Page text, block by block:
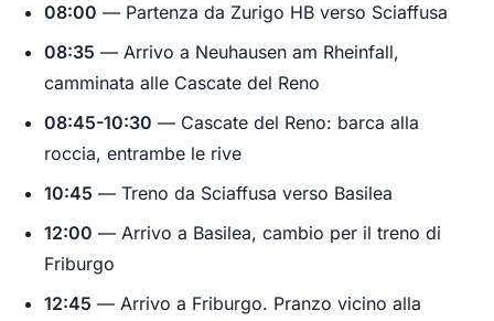
08:00 — Partenza da Zurigo HB verso Sciaffusa
08:35 — Arrivo a Neuhausen am Rheinfall,
camminata alle Cascate del Reno
08:45-10:30 — Cascate del Reno: barca alla
roccia, entrambe le rive
10:45 — Treno da Sciaffusa verso Basilea
12:00 — Arrivo a Basilea, cambio per il treno di
Friburgo
12:45 — Arrivo a Friburgo. Pranzo vicino alla